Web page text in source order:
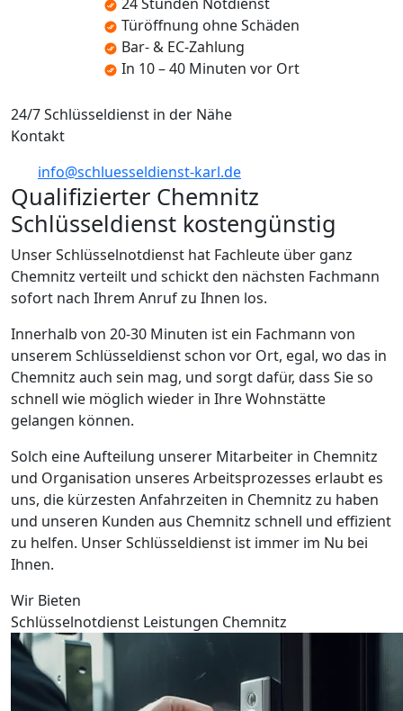
24 Stunden Notdienst
Türöffnung ohne Schäden
Bar- & EC-Zahlung
In 10 – 40 Minuten vor Ort
24/7 Schlüsseldienst in der Nähe
Kontakt
info@schluesseldienst-karl.de
Qualifizierter Chemnitz
Schlüsseldienst kostengünstig
Unser Schlüsselnotdienst hat Fachleute über ganz
Chemnitz verteilt und schickt den nächsten Fachmann
sofort nach Ihrem Anruf zu Ihnen los.
Innerhalb von 20-30 Minuten ist ein Fachmann von
unserem Schlüsseldienst schon vor Ort, egal, wo das in
Chemnitz auch sein mag, und sorgt dafür, dass Sie so
schnell wie möglich wieder in Ihre Wohnstätte
gelangen können.
Solch eine Aufteilung unserer Mitarbeiter in Chemnitz
und Organisation unseres Arbeitsprozesses erlaubt es
uns, die kürzesten Anfahrzeiten in Chemnitz zu haben
und unseren Kunden aus Chemnitz schnell und effizient
zu helfen. Unser Schlüsseldienst ist immer im Nu bei
Ihnen.
Wir Bieten
Schlüsselnotdienst Leistungen Chemnitz